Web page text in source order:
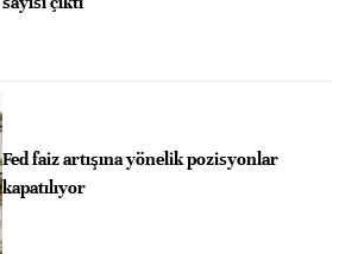
Fed faiz artışına yönelik pozisyonlar
kapatılıyor